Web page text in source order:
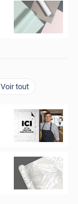
Voir tout